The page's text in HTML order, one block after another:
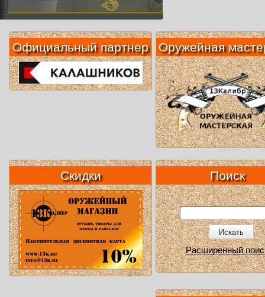
Официальный партнер Оружейная
Скидки Поиск
Искать
Расширенный